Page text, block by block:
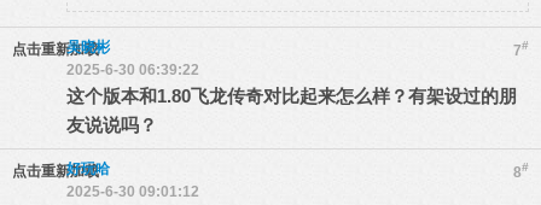
点击重新加载 7#
吴晓彬
2025-6-30 06:39:22
这个版本和1.80飞龙传奇对比起来怎么样？有架设过的朋
友说说吗？
点击重新加载 8#
好玩哈
2025-6-30 09:01:12